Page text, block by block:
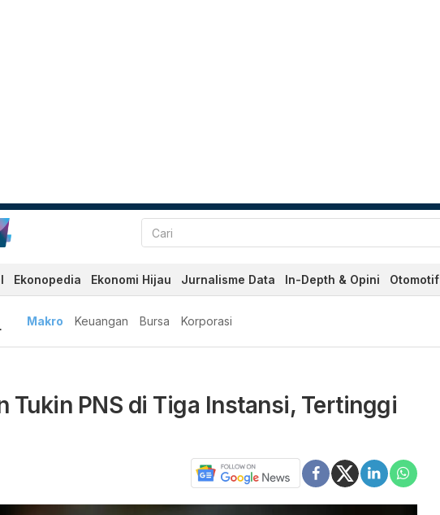
Ekonopedia Ekonomi Hijau Jurnalisme Data In-Depth & Opini Otomotif
Makro Keuangan Bursa Korporasi
Tukin PNS di Tiga Instansi, Tertinggi